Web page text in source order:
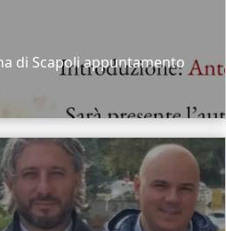
di Scapoli appuntamento